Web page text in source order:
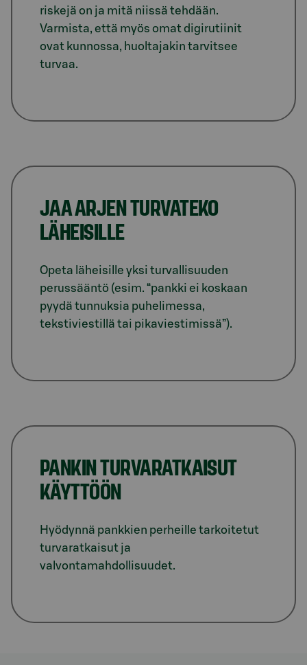
riskejä on ja mitä niissä tehdään.
Varmista, että myös omat digirutiinit
ovat kunnossa, huoltajakin tarvitsee
turvaa.
JAA ARJEN TURVATEKO
LÄHEISILLE
Opeta läheisille yksi turvallisuuden
perussääntö (esim. “pankki ei koskaan
pyydä tunnuksia puhelimessa,
tekstiviestillä tai pikaviestimissä”).
PANKIN TURVARATKAISUT
KÄYTTÖÖN
Hyödynnä pankkien perheille tarkoitetut
turvaratkaisut ja
valvontamahdollisuudet.